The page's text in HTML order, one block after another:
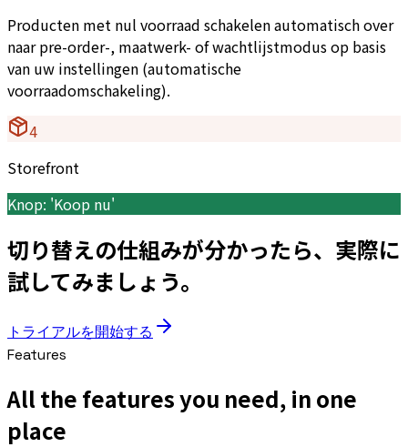
Producten met nul voorraad schakelen automatisch over
naar pre-order-, maatwerk- of wachtlijstmodus op basis
van uw instellingen (automatische
voorraadomschakeling).
4
Storefront
Knop: 'Koop nu'
切り替えの仕組みが分かったら、実際に
試してみましょう。
トライアルを開始する
Features
All the features you need, in one
place